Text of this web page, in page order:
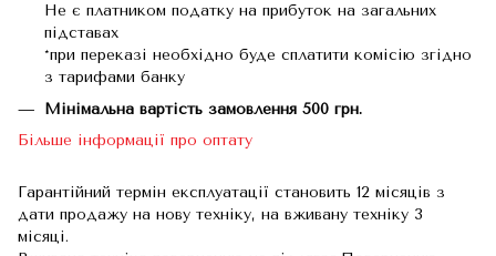
Не є платником податку на прибуток на загальних
підставах
*при переказі необхідно буде сплатити комісію згідно
з тарифами банку
Мінімальна вартість замовлення 500 грн.
Більше інформації про оптату
Гарантійний термін експлуатації становить 12 місяців з
дати продажу на нову техніку, на вживану техніку 3
місяці.